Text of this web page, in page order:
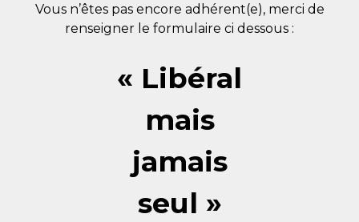
Vous n’êtes pas encore adhérent(e), merci de
renseigner le formulaire ci dessous :
« Libéral
mais
jamais
seul »